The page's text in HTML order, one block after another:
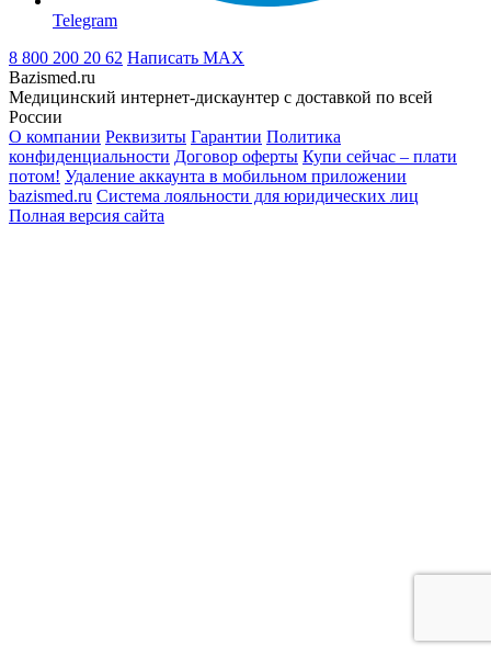
Telegram
8 800 200 20 62 Написать MAX
Bazismed.ru
Медицинский интернет-дискаунтер с доставкой по всей
России
О компании Реквизиты Гарантии Политика
конфиденциальности Договор оферты Купи сейчас – плати
потом! Удаление аккаунта в мобильном приложении
bazismed.ru Система лояльности для юридических лиц
Полная версия сайта